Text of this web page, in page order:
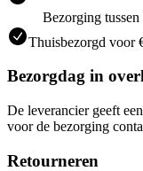
Bezorging tussen
Thuisbezorgd voor
Bezorgdag in
De leverancier geeft
voor de bezorging
Retourneren